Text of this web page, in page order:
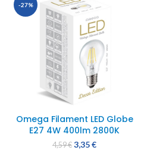
-27%
Omega Filament LED Globe
E27 4W 400lm 2800K
4,59€ 3,35€